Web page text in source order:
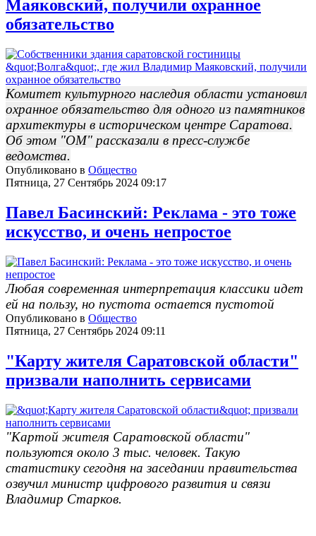
Маяковский, получили охранное
обязательство
Комитет культурного наследия области установил
охранное обязательство для одного из памятников
архитектуры в историческом центре Саратова.
Об этом "ОМ" рассказали в пресс-службе
ведомства.
Опубликовано в Общество
Пятница, 27 Сентябрь 2024 09:17
Павел Басинский: Реклама - это тоже
искусство, и очень непростое
Любая современная интерпретация классики идет
ей на пользу, но пустота остается пустотой
Опубликовано в Общество
Пятница, 27 Сентябрь 2024 09:11
"Карту жителя Саратовской области"
призвали наполнить сервисами
"Картой жителя Саратовской области"
пользуются около 3 тыс. человек. Такую
статистику сегодня на заседании правительства
озвучил министр цифрового развития и связи
Владимир Старков.